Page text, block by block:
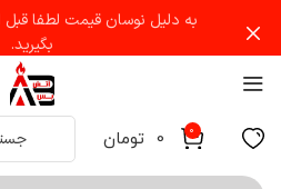
0
0 تومان
به دلیل نوسان قیمت لطفا
بگیرید.